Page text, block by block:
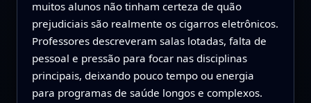
muitos alunos não tinham certeza de quão
prejudiciais são realmente os cigarros eletrônicos.
Professores descreveram salas lotadas, falta de
pessoal e pressão para focar nas disciplinas
principais, deixando pouco tempo ou energia
para programas de saúde longos e complexos.